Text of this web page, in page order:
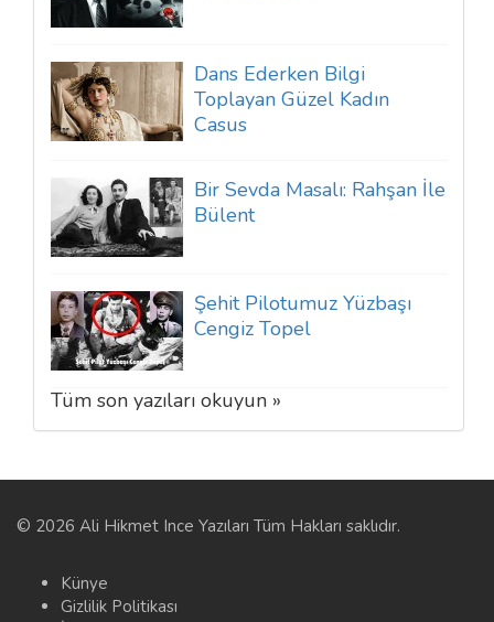
Dans Ederken Bilgi
Toplayan Güzel Kadın
Casus
Bir Sevda Masalı: Rahşan İle
Bülent
Şehit Pilotumuz Yüzbaşı
Cengiz Topel
Tüm son yazıları okuyun »
© 2026 Ali Hikmet Ince Yazıları Tüm Hakları saklıdır.
Künye
Gizlilik Politikası